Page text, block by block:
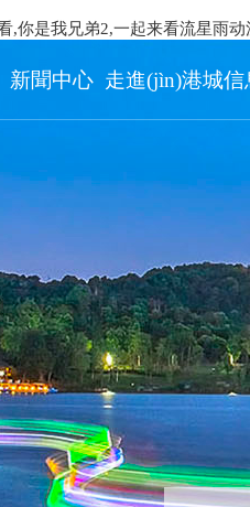
,你是我兄弟2,一起来看流星雨
新聞中心 走進(jìn)港城信